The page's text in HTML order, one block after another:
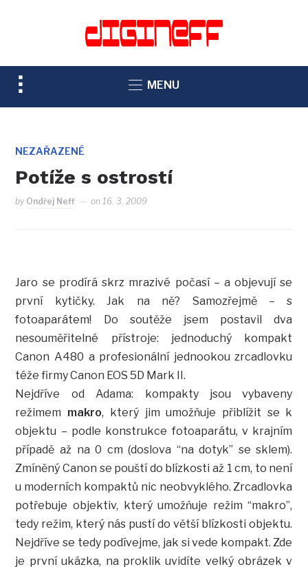
TOGGLE
SIDEBAR
NAVIGATION
MENU
NEZAŘAZENÉ
Potíže s ostrostí
by Ondřej Neff on16. 3. 2009
Jaro se prodírá skrz mrazivé počasí – a objevují se
první kytičky. Jak na ně? Samozřejmě – s
fotoaparátem! Do soutěže jsem postavil dva
nesouměřitelné přístroje: jednoduchý kompakt
Canon A480 a profesionální jednookou zrcadlovku
téže firmy Canon EOS 5D Mark II.
Nejdříve od Adama: kompakty jsou vybaveny
režimem makro, který jim umožňuje přiblížit se k
objektu – podle konstrukce fotoaparátu, v krajním
případě až na 0 cm (doslova “na dotyk” se sklem).
Zmíněný Canon se pouští do blízkosti až 1 cm, to není
u moderních kompaktů nic neobvyklého. Zrcadlovka
potřebuje objektiv, který umožňuje režim “makro”,
tedy režim, který nás pustí do větší blízkosti objektu.
Nejdříve se tedy podívejme, jak si vede kompakt. Zde
je první ukázka, na proklik uvidíte velký obrázek v